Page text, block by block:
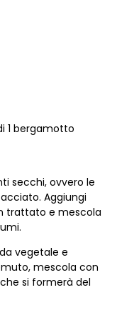
1 bergamotto
secchi, ovvero le
Aggiungi
trattato e mescola
vegetale e
mescola con
si formerà del